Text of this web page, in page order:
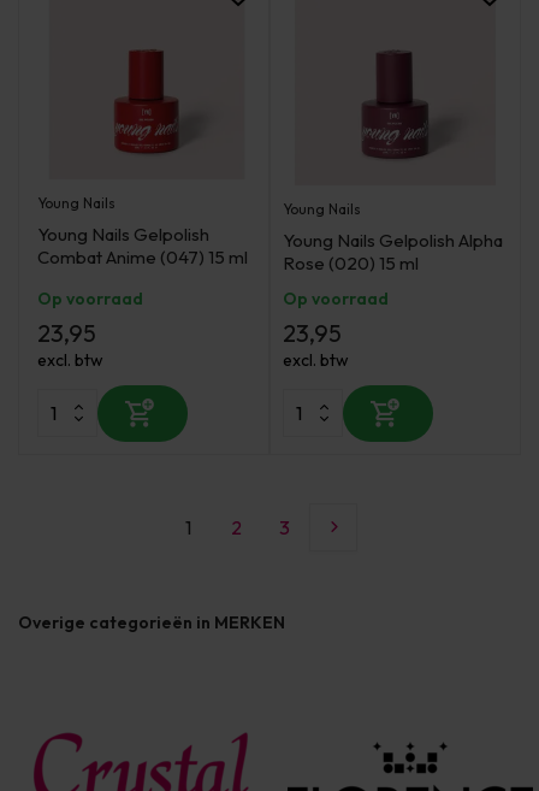
Young Nails
Young Nails Gelpolish
Combat Anime (047) 15 ml
Op voorraad
23,95
excl. btw
Young Nails
Young Nails Gelpolish Alpha
Rose (020) 15 ml
Op voorraad
23,95
excl. btw
1 2 3
Overige categorieën in MERKEN